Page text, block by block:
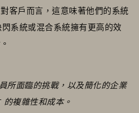
客戶而言，這意味著他們的系統
閃系統或混合系統擁有更高的效
所面臨的挑戰，以及簡化的企業
的複雜性和成本。